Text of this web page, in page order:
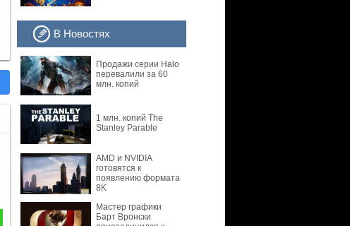
В Новостях
Продажи серии Halo
перевалили за 60
млн. копий
1 млн. копий The
Stanley Parable
AMD и NVIDIA
готовятся к
появлению формата
8K
Мастер графики
Барт Вронски